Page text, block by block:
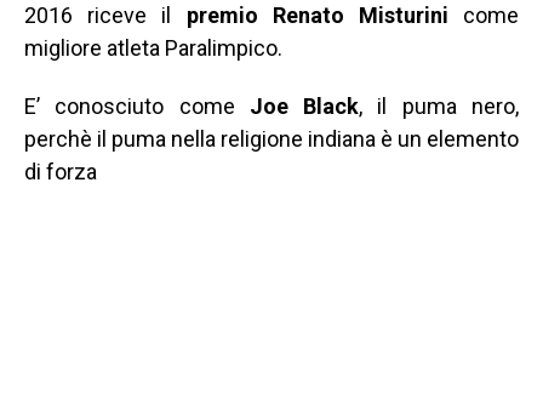
2016 riceve il premio Renato Misturini come
migliore atleta Paralimpico.
E’ conosciuto come Joe Black, il puma nero,
perchè il puma nella religione indiana è un elemento
di forza